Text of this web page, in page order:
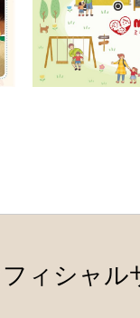
ィシャル